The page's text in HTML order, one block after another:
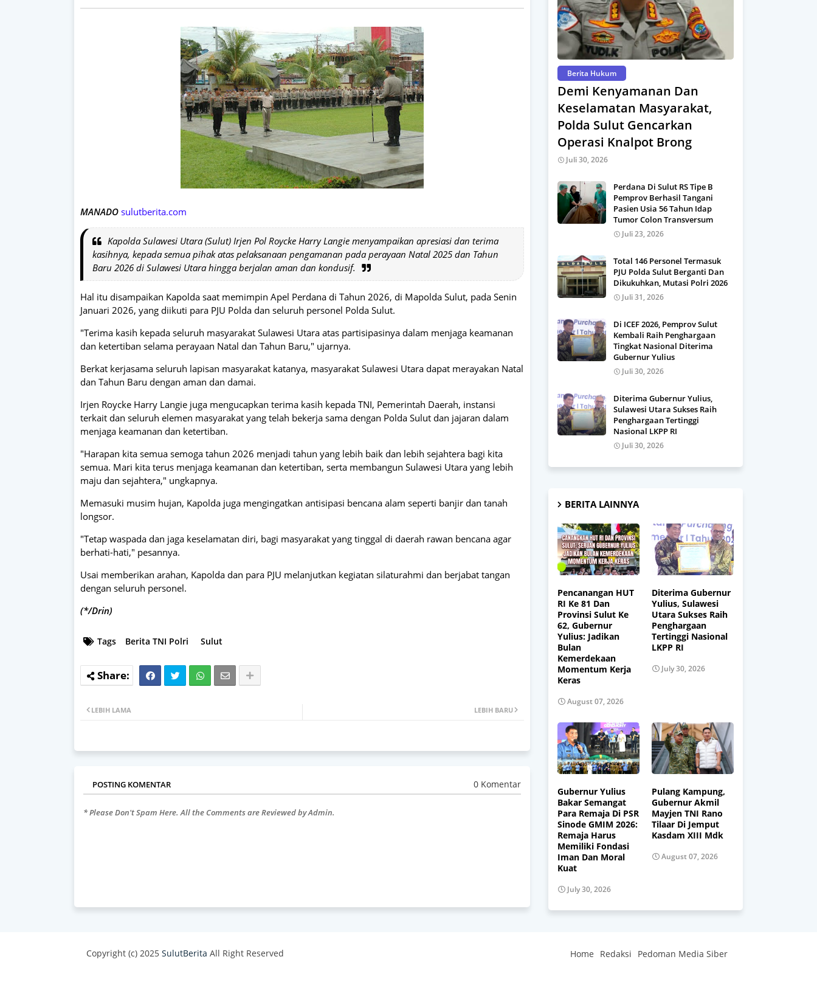
MANADO sulutberita.com
Kapolda Sulawesi Utara (Sulut) Irjen Pol Roycke Harry Langie menyampaikan apresiasi dan terima
kasihnya, kepada semua pihak atas pelaksanaan pengamanan pada perayaan Natal 2025 dan Tahun
Baru 2026 di Sulawesi Utara hingga berjalan aman dan kondusif.
Hal itu disampaikan Kapolda saat memimpin Apel Perdana di Tahun 2026, di Mapolda Sulut, pada Senin
Januari 2026, yang diikuti para PJU Polda dan seluruh personel Polda Sulut.
"Terima kasih kepada seluruh masyarakat Sulawesi Utara atas partisipasinya dalam menjaga keamanan
dan ketertiban selama perayaan Natal dan Tahun Baru," ujarnya.
Berkat kerjasama seluruh lapisan masyarakat katanya, masyarakat Sulawesi Utara dapat merayakan Natal
dan Tahun Baru dengan aman dan damai.
Irjen Roycke Harry Langie juga mengucapkan terima kasih kepada TNI, Pemerintah Daerah, instansi
terkait dan seluruh elemen masyarakat yang telah bekerja sama dengan Polda Sulut dan jajaran dalam
menjaga keamanan dan ketertiban.
"Harapan kita semua semoga tahun 2026 menjadi tahun yang lebih baik dan lebih sejahtera bagi kita
semua. Mari kita terus menjaga keamanan dan ketertiban, serta membangun Sulawesi Utara yang lebih
maju dan sejahtera," ungkapnya.
Memasuki musim hujan, Kapolda juga mengingatkan antisipasi bencana alam seperti banjir dan tanah
longsor.
"Tetap waspada dan jaga keselamatan diri, bagi masyarakat yang tinggal di daerah rawan bencana agar
berhati-hati," pesannya.
Usai memberikan arahan, Kapolda dan para PJU melanjutkan kegiatan silaturahmi dan berjabat tangan
dengan seluruh personel.
(*/Drin)
Tags Berita TNI Polri Sulut
LEBIH BARU
LEBIH LAMA
POSTING KOMENTAR 0 Komentar
* Please Don't Spam Here. All the Comments are Reviewed by Admin.
Berita Hukum
Demi Kenyamanan Dan
Keselamatan Masyarakat,
Polda Sulut Gencarkan
Operasi Knalpot Brong
Juli 30, 2026
Perdana Di Sulut RS Tipe B
Pemprov Berhasil Tangani
Pasien Usia 56 Tahun Idap
Tumor Colon Transversum
Juli 23, 2026
Total 146 Personel Termasuk
PJU Polda Sulut Berganti Dan
Dikukuhkan, Mutasi Polri 2026
Juli 31, 2026
Di ICEF 2026, Pemprov Sulut
Kembali Raih Penghargaan
Tingkat Nasional Diterima
Gubernur Yulius
Juli 30, 2026
Diterima Gubernur Yulius,
Sulawesi Utara Sukses Raih
Penghargaan Tertinggi
Nasional LKPP RI
Juli 30, 2026
BERITA LAINNYA
Pencanangan HUT
RI Ke 81 Dan
Provinsi Sulut Ke
62, Gubernur
Yulius: Jadikan
Bulan
Kemerdekaan
Momentum Kerja
Keras
August 07, 2026
Diterima Gubernur
Yulius, Sulawesi
Utara Sukses Raih
Penghargaan
Tertinggi Nasional
LKPP RI
July 30, 2026
Gubernur Yulius
Bakar Semangat
Para Remaja Di PSR
Sinode GMIM 2026:
Remaja Harus
Memiliki Fondasi
Iman Dan Moral
Kuat
July 30, 2026
Pulang Kampung,
Gubernur Akmil
Mayjen TNI Rano
Tilaar Di Jemput
Kasdam XIII Mdk
August 07, 2026
Home Redaksi Pedoman Media Siber
Copyright (c) 2025 SulutBerita All Right Reserved